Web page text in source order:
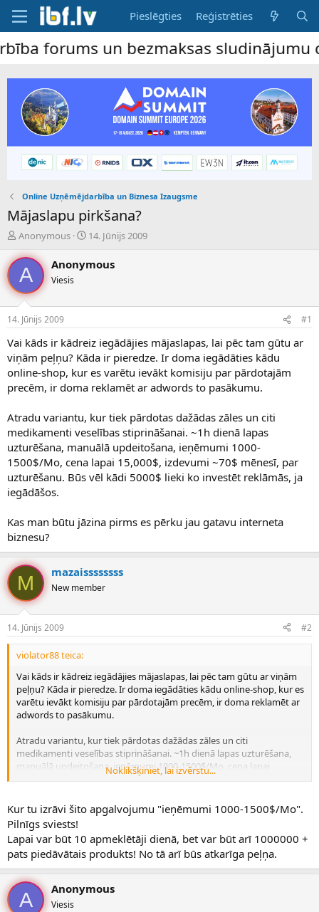
Pieslēgties Reģistrēties
un bezmaksas sludinājumu dēlis –
Online Uzņēmējdarbība un Biznesa Izaugsme
Mājaslapu pirkšana?
P
v
e
d
i
n
a
u
z
s
ā
ē
s
Anonymous
S
k
a
t
u
m
s
14. Jūnijs 2009
A Anonymous
Viesis
14. Jūnijs 2009 #1
Vai kāds ir kādreiz iegādājies mājaslapas, lai pēc tam gūtu ar
viņām peļņu? Kāda ir pieredze. Ir doma iegādāties kādu
online-shop, kur es varētu ievākt komisiju par pārdotajām
precēm, ir doma reklamēt ar adwords to pasākumu.
Atradu variantu, kur tiek pārdotas dažādas zāles un citi
medikamenti veselības stiprināšanai. ~1h dienā lapas
uzturēšana, manuālā updeitošana, ieņēmumi 1000-
1500$/Mo, cena lapai 15,000$, izdevumi ~70$ mēnesī, par
uzturēšanu. Būs vēl kādi 5000$ lieki ko investēt reklāmās, ja
iegādāšos.
Kas man būtu jāzina pirms es pērku jau gatavu interneta
biznesu?
M mazaissssssss
New member
14. Jūnijs 2009 #2
violator88 teica:
Vai kāds ir kādreiz iegādājies mājaslapas, lai pēc tam gūtu ar viņām
peļņu? Kāda ir pieredze. Ir doma iegādāties kādu online-shop, kur es
varētu ievākt komisiju par pārdotajām precēm, ir doma reklamēt ar
adwords to pasākumu.
Atradu variantu, kur tiek pārdotas dažādas zāles un citi
medikamenti veselības stiprināšanai. ~1h dienā lapas uzturēšana,
manuālā updeitošana, ieņēmumi 1000-1500$/Mo, cena lapai
15,000$, izdevumi ~70$ mēnesī, par uzturēšanu. Būs vēl kādi 5000$
Kas man būtu jāzina pirms es pērku jau gatavu interneta biznesu?
Noklikšķiniet, lai izvērstu...
Kur tu izrāvi šito apgalvojumu "ieņēmumi 1000-1500$/Mo".
Pilnīgs sviests!
Lapai var būt 10 apmeklētāji dienā, bet var būt arī 1000000 +
pats piedāvātais produkts! No tā arī būs atkarīga peļņa.
A Anonymous
Viesis